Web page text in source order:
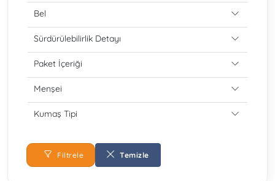
Bel
Sürdürülebilirlik Detayı
Paket İçeriği
Menşei
Kumaş Tipi
Filtrele Temizle